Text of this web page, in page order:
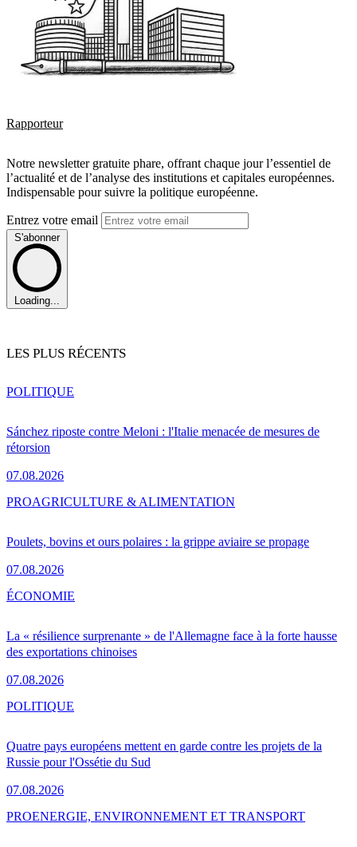
Rapporteur
Notre newsletter gratuite phare, offrant chaque jour l’essentiel de
l’actualité et de l’analyse des institutions et capitales européennes.
Indispensable pour suivre la politique européenne.
Entrez votre email
S'abonner
Loading...
LES PLUS RÉCENTS
Sánchez riposte contre Meloni : l'Italie menacée de mesures de
rétorsion
07.08.2026
POLITIQUE
Poulets, bovins et ours polaires : la grippe aviaire se propage
07.08.2026
PROAGRICULTURE & ALIMENTATION
La « résilience surprenante » de l'Allemagne face à la forte hausse
des exportations chinoises
07.08.2026
ÉCONOMIE
Quatre pays européens mettent en garde contre les projets de la
Russie pour l'Ossétie du Sud
07.08.2026
POLITIQUE
PROENERGIE, ENVIRONNEMENT ET TRANSPORT